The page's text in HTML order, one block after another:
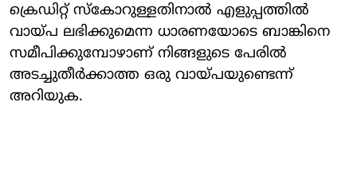
ക്രെഡിറ്റ് സ്‌കോറുള്ളതിനാല്‍ എളുപ്പത്തില്‍
വായ്പ ലഭിക്കുമെന്ന ധാരണയോടെ ബാങ്കിനെ
സമീപിക്കുമ്പോഴാണ് നിങ്ങളുടെ പേരില്‍
അടച്ചുതീര്‍ക്കാത്ത ഒരു വായ്പയുണ്ടെന്ന്
അറിയുക.